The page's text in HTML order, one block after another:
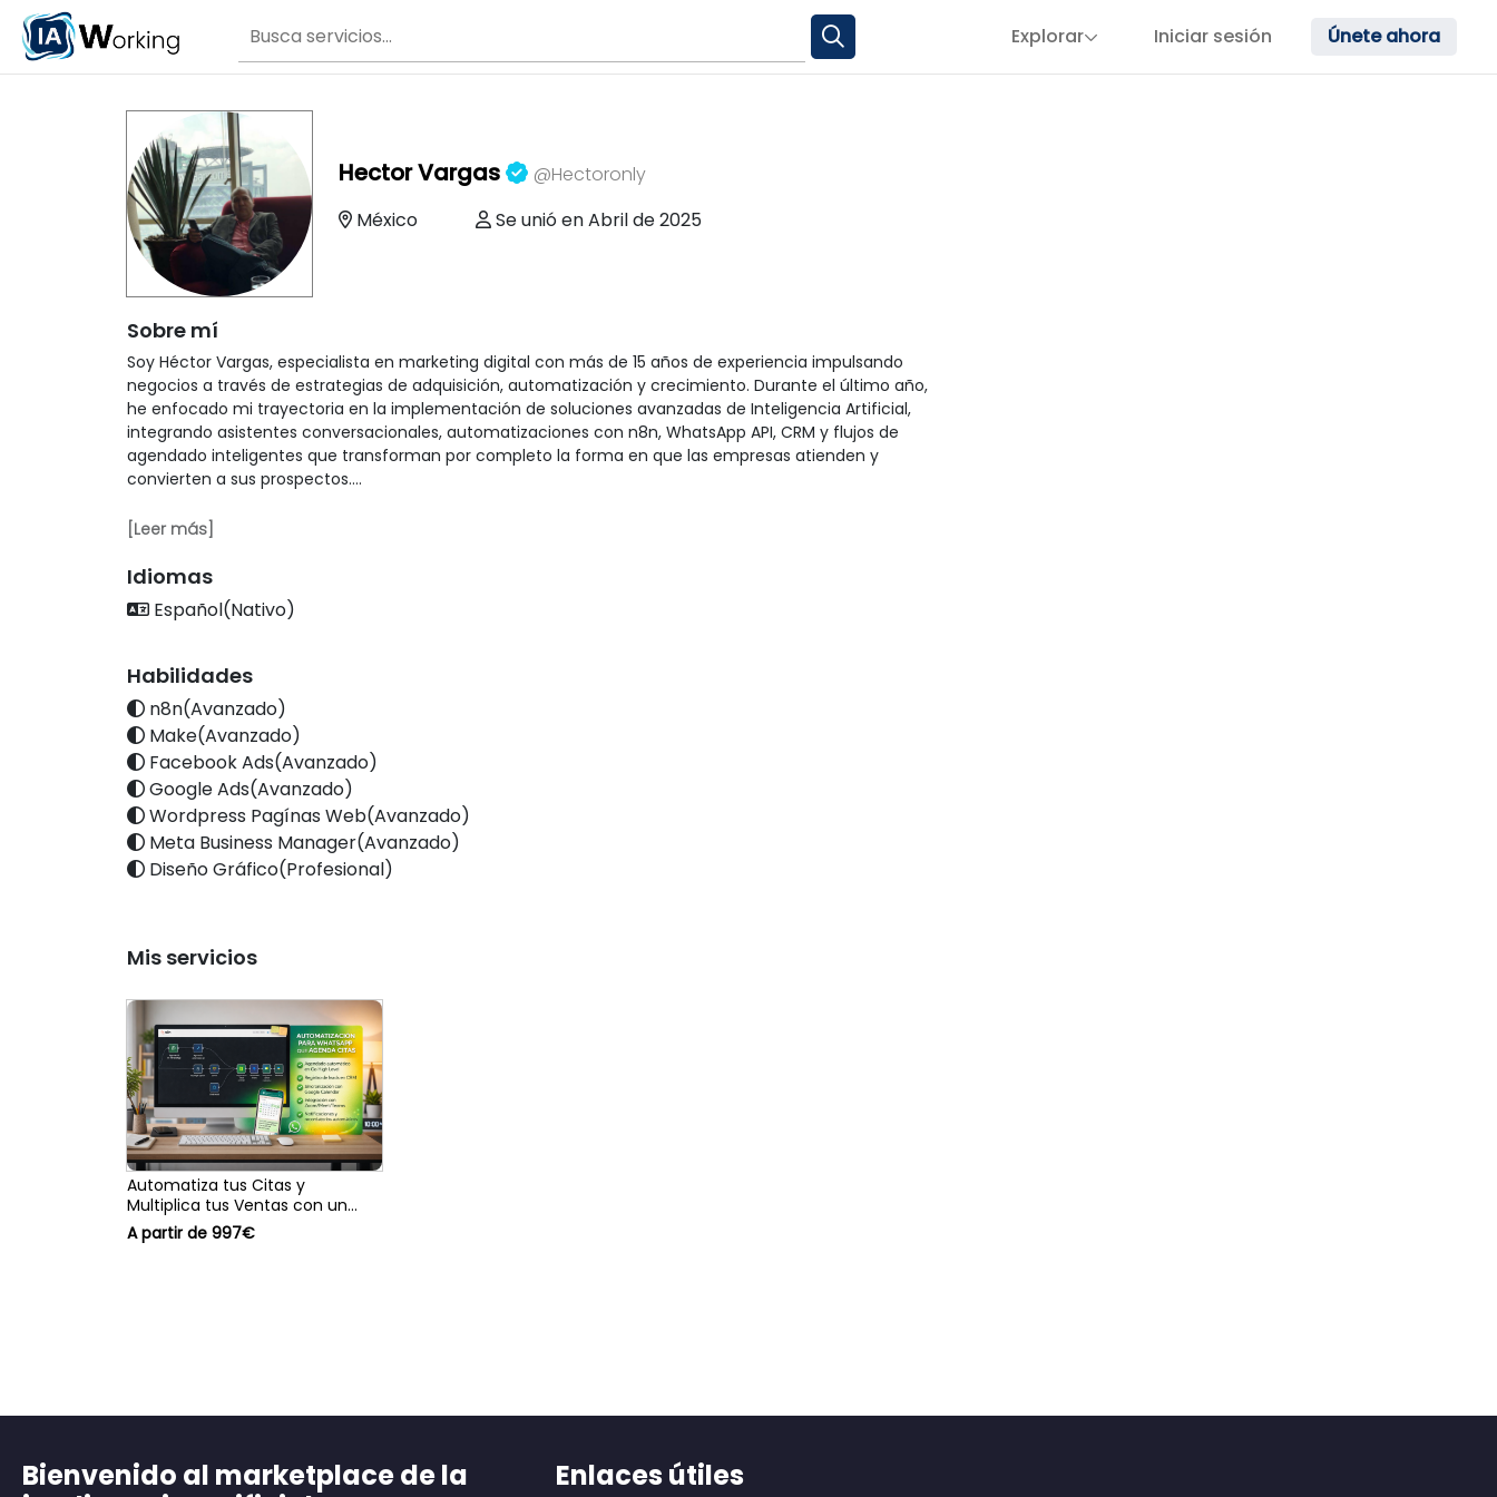
Explorar Iniciar sesión Únete ahora
Hector Vargas
@Hectoronly
México
Se unió en Abril de 2025
Sobre mí
Soy Héctor Vargas, especialista en marketing digital con más de 15 años de experiencia impulsando
negocios a través de estrategias de adquisición, automatización y crecimiento. Durante el último año,
he enfocado mi trayectoria en la implementación de soluciones avanzadas de Inteligencia Artificial,
integrando asistentes conversacionales, automatizaciones con n8n, WhatsApp API, CRM y flujos de
agendado inteligentes que transforman por completo la forma en que las empresas atienden y
convierten a sus prospectos.
Dirijo Conecta 360, una agencia ubicada en Ciudad de México, donde ayudamos a empresas de
automatización, IA aplicada y estrategias digitales que realmente generan resultados. Nuestro enfoque
combina experiencia, estrategia y tecnología para automatizar procesos clave como atención al
cliente, calificación de leads, agendado de citas, seguimiento y comunicación multicanal.
Mi misión es simple: hacer que la tecnología trabaje por ti, para que tú puedas concentrarte en cerrar
ventas e impulsar el crecimiento de tu negocio.
[Leer más]
Idiomas
Español(Nativo)
Habilidades
n8n(Avanzado)
Make(Avanzado)
Facebook Ads(Avanzado)
Google Ads(Avanzado)
Wordpress Pagínas Web(Avanzado)
Meta Business Manager(Avanzado)
Diseño Gráfico(Profesional)
Mis servicios
Automatiza tus Citas y
Multiplica tus Ventas con un
Agente de IA en WhatsApp
A partir de 997€
Bienvenido al marketplace de la
Enlaces útiles